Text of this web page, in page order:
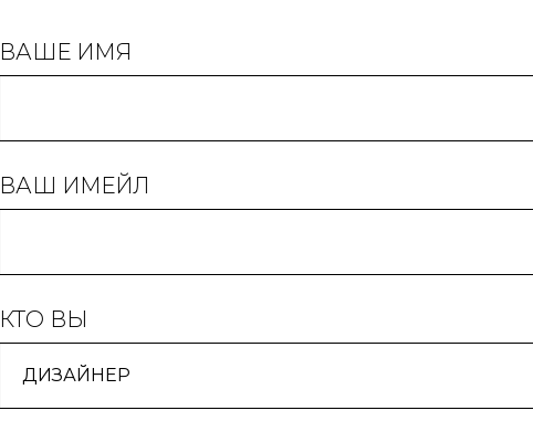
ВАШЕ ИМЯ
ВАШ ИМЕЙЛ
КТО ВЫ